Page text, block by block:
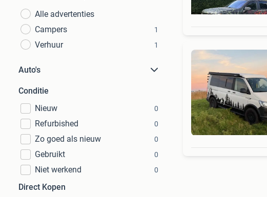
Alle advertenties
Campers
1
Verhuur 1
Auto's
Conditie
Nieuw
0
Refurbished 0
Zo goed als nieuw 0
Gebruikt 0
Niet werkend 0
Direct Kopen